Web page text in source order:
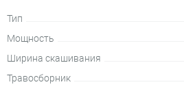
Тип
Мощность
Ширина скашивания
Травосборник